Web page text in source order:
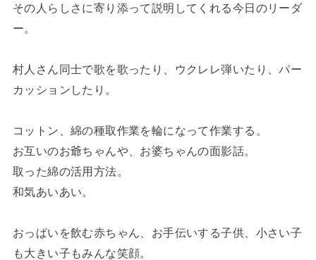
その人らしさに寄り添って説明してくれる今日のリーダ
ー。
村人さん同士で歌を歌ったり、ウクレレ弾いたり、パー
カッションしたり。
コットン、綿の種取作業を輪になって作業する。
お互いのお爺ちゃんや、お婆ちゃんの面影話。
取った綿の活用方法。
和気あいあい。
おっぱいを飲む赤ちゃん、お手伝いする子供、小さい子
も大きい子もみんな笑顔。